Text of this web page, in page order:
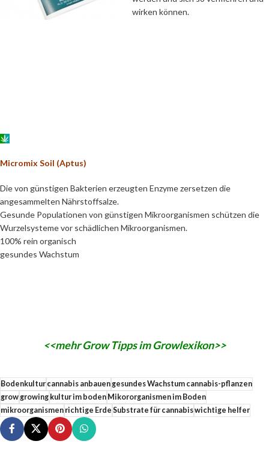
wirken können.
Micromix Soil (Aptus)
Die von günstigen Bakterien erzeugten Enzyme zersetzen die
angesammelten Nährstoffsalze.
Gesunde Populationen von günstigen Mikroorganismen schützen die
Wurzelsysteme vor schädlichen Mikroorganismen.
100% rein organisch
gesundes Wachstum
<<mehr Grow Tipps im Growlexikon>>
Bodenkulturcannabis anbauengesundes Wachstum cannabis-pflanzen
growgrowingkultur im bodenMikororganismen im Boden
mikroorganismenrichtige Erde Substrate für cannabiswichtige helfer